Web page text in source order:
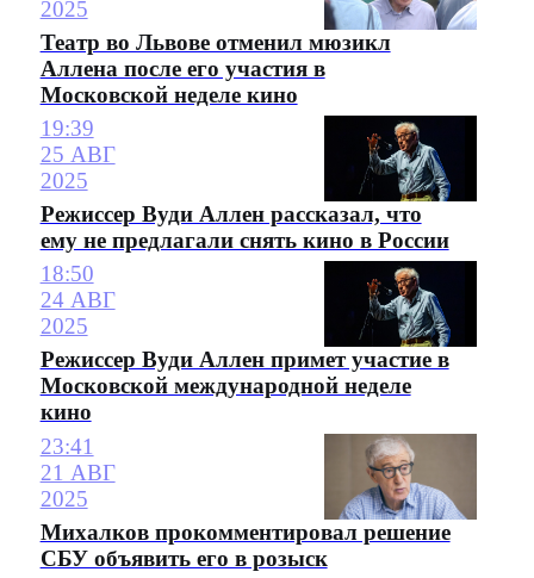
2025
Театр во Львове отменил мюзикл
Аллена после его участия в
Московской неделе кино
19:39
25 АВГ
2025
Режиссер Вуди Аллен рассказал, что
ему не предлагали снять кино в России
18:50
24 АВГ
2025
Режиссер Вуди Аллен примет участие в
Московской международной неделе
кино
23:41
21 АВГ
2025
Михалков прокомментировал решение
СБУ объявить его в розыск